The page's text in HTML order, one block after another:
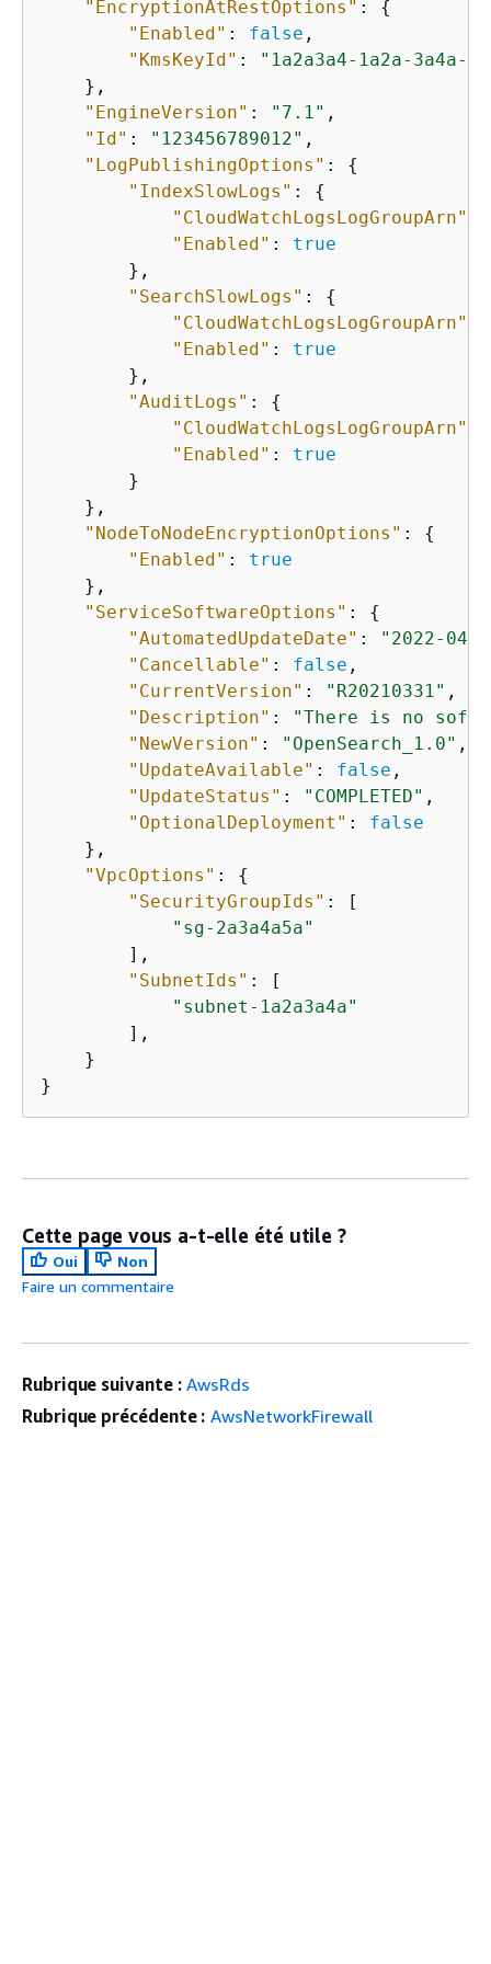
"EncryptionAtRestOptions" : {
"Enabled" : false ,
"KmsKeyId" :
"1a2a3a4-1a2a-3a4a-
    },
"EngineVersion" : "7.1" ,
"Id" : "123456789012" ,
"LogPublishingOptions" : {
"IndexSlowLogs" : {
"CloudWatchLogsLogGroupArn"
"Enabled" : true
        },
"SearchSlowLogs" : {
"CloudWatchLogsLogGroupArn"
"Enabled" : true
        },
"AuditLogs" : {
"CloudWatchLogsLogGroupArn"
"Enabled" : true
        }
    },
"NodeToNodeEncryptionOptions" : {
"Enabled" : true
    },
"ServiceSoftwareOptions" : {
"AutomatedUpdateDate" :
"2022-04-
"Cancellable" : false ,
"CurrentVersion" : "R20210331" ,
"Description" :
"There is no
"NewVersion" : "OpenSearch_1.0" ,
"UpdateAvailable" : false ,
"UpdateStatus" : "COMPLETED" ,
"OptionalDeployment" : false
    },
"VpcOptions" : {
"SecurityGroupIds" : [
"sg-2a3a4a5a"
        ],
"SubnetIds" : [
"subnet-1a2a3a4a"
        ],
    }
}
Cette page vous a-t-elle été utile ?
Oui
Non
Faire un commentaire
Rubrique suivante : AwsRds
Rubrique précédente : AwsNetworkFirewall